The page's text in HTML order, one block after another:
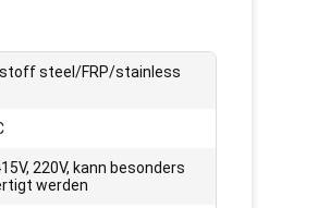
steel/FRP/stainless
220V, kann besonders
werden